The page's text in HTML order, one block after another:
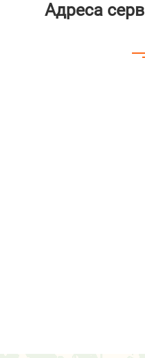
Адреса